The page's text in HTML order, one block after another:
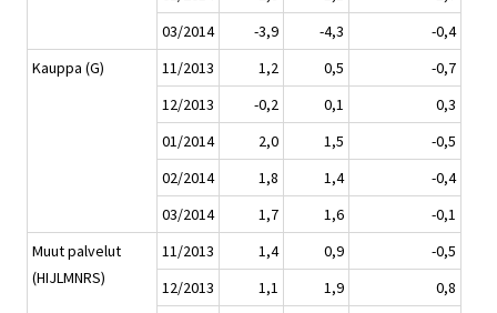
03/2014
-3,9 -4,3
-0,4
Kauppa (G)
11/2013 1,2 0,5
-0,7
12/2013
-0,2 0,1
0,3
01/2014
2,0 1,5
-0,5
02/2014
1,8 1,4
-0,4
03/2014
1,7 1,6
-0,1
Muut palvelut
(HIJLMNRS)
11/2013 1,4 0,9
-0,5
12/2013
1,1 1,9
0,8